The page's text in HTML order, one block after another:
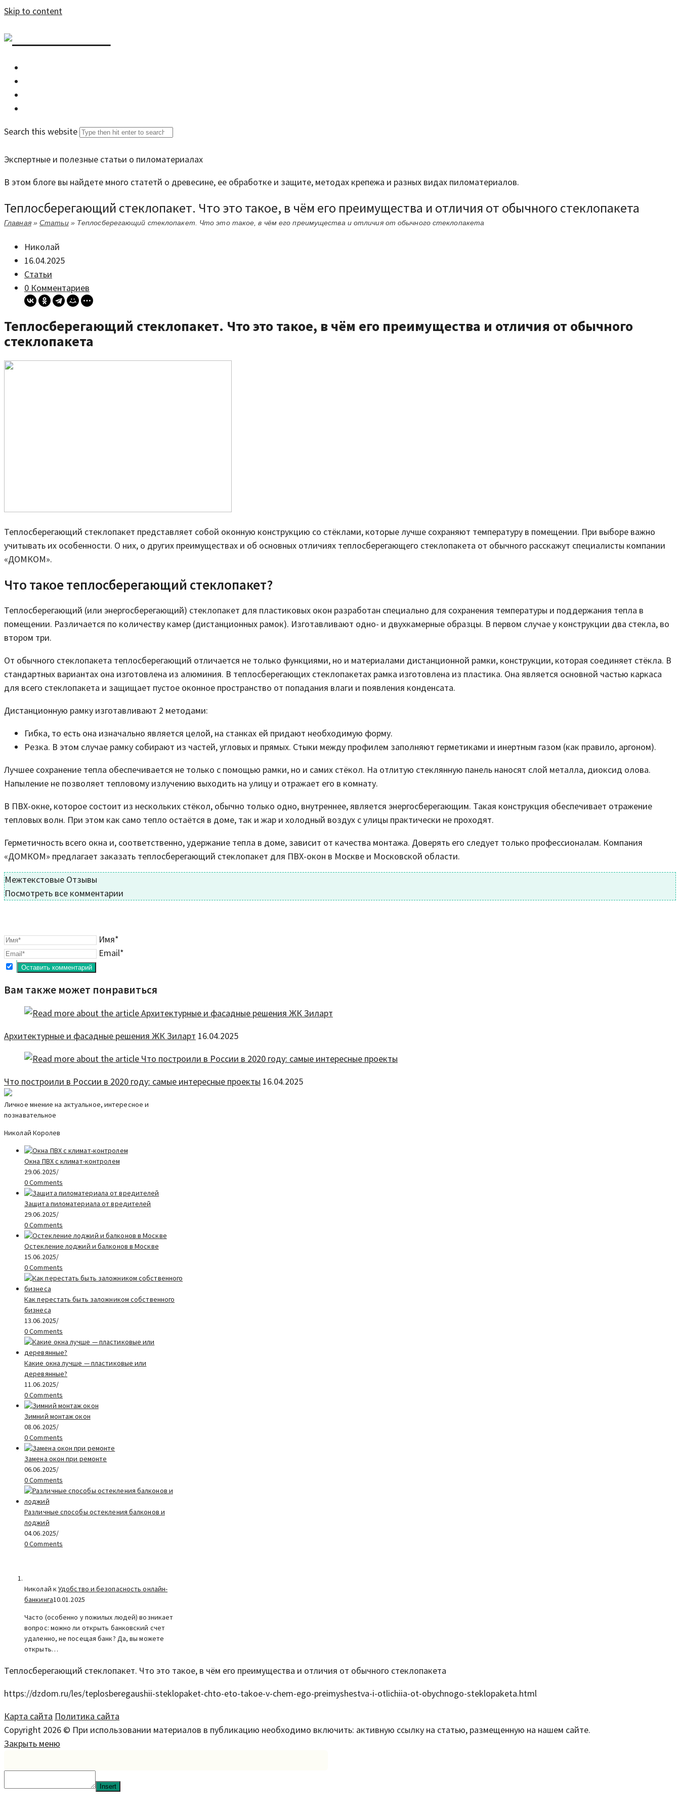
Skip to content
Search this website
Экспертные и полезные статьи о пиломатериалах
В этом блоге вы найдете много статетй о древесине, ее обработке и защите, методах крепежа и разных видах пиломатериалов.
Теплосберегающий стеклопакет. Что это такое, в чём его преимущества и отличия от обычного стеклопакета
Главная»Статьи» Теплосберегающий стеклопакет. Что это такое, в чём его преимущества и отличия от обычного стеклопакета
Николай
16.04.2025
Статьи
0 Комментариев
Теплосберегающий стеклопакет. Что это такое, в чём его преимущества и отличия от обычного
стеклопакета
Теплосберегающий стеклопакет представляет собой оконную конструкцию со стёклами, которые лучше сохраняют температуру в помещении. При выборе важно
учитывать их особенности. О них, о других преимуществах и об основных отличиях теплосберегающего стеклопакета от обычного расскажут специалисты компании
«ДОМКОМ».
Что такое теплосберегающий стеклопакет?
Теплосберегающий (или энергосберегающий) стеклопакет для пластиковых окон разработан специально для сохранения температуры и поддержания тепла в
помещении. Различается по количеству камер (дистанционных рамок). Изготавливают одно- и двухкамерные образцы. В первом случае у конструкции два стекла, во
втором три.
От обычного стеклопакета теплосберегающий отличается не только функциями, но и материалами дистанционной рамки, конструкции, которая соединяет стёкла. В
стандартных вариантах она изготовлена из алюминия. В теплосберегающих стеклопакетах рамка изготовлена из пластика. Она является основной частью каркаса
для всего стеклопакета и защищает пустое оконное пространство от попадания влаги и появления конденсата.
Дистанционную рамку изготавливают 2 методами:
Гибка, то есть она изначально является целой, на станках ей придают необходимую форму.
Резка. В этом случае рамку собирают из частей, угловых и прямых. Стыки между профилем заполняют герметиками и инертным газом (как правило, аргоном).
Лучшее сохранение тепла обеспечивается не только с помощью рамки, но и самих стёкол. На отлитую стеклянную панель наносят слой металла, диоксид олова.
Напыление не позволяет тепловому излучению выходить на улицу и отражает его в комнату.
В ПВХ-окне, которое состоит из нескольких стёкол, обычно только одно, внутреннее, является энергосберегающим. Такая конструкция обеспечивает отражение
тепловых волн. При этом как само тепло остаётся в доме, так и жар и холодный воздух с улицы практически не проходят.
Герметичность всего окна и, соответственно, удержание тепла в доме, зависит от качества монтажа. Доверять его следует только профессионалам. Компания
«ДОМКОМ» предлагает заказать теплосберегающий стеклопакет для ПВХ-окон в Москве и Московской области.
Межтекстовые Отзывы
Посмотреть все комментарии
Имя*
Email*
Вам также может понравиться
Архитектурные и фасадные решения ЖК Зиларт 16.04.2025
Что построили в России в 2020 году: самые интересные проекты 16.04.2025
Личное мнение на актуальное, интересное и
познавательное
Николай Королев
Окна ПВХ с климат-контролем
29.06.2025/
0 Comments
Защита пиломатериала от вредителей
29.06.2025/
0 Comments
Остекление лоджий и балконов в Москве
15.06.2025/
0 Comments
Как перестать быть заложником собственного
бизнеса
13.06.2025/
0 Comments
Какие окна лучше — пластиковые или
деревянные?
11.06.2025/
0 Comments
Зимний монтаж окон
08.06.2025/
0 Comments
Замена окон при ремонте
06.06.2025/
0 Comments
Различные способы остекления балконов и
лоджий
04.06.2025/
0 Comments
Николай кУдобство и безопасность онлайн-
банкинга10.01.2025
Часто (особенно у пожилых людей) возникает
вопрос: можно ли открыть банковский счет
удаленно, не посещая банк? Да, вы можете
открыть…
Теплосберегающий стеклопакет. Что это такое, в чём его преимущества и отличия от обычного стеклопакета
https://dzdom.ru/les/teplosberegaushii-steklopaket-chto-eto-takoe-v-chem-ego-preimyshestva-i-otlichiia-ot-obychnogo-steklopaketa.html
Карта сайта Политика сайта
Copyright 2026 © При использовании материалов в публикацию необходимо включить: активную ссылку на статью, размещенную на нашем сайте.
Закрыть меню
Insert